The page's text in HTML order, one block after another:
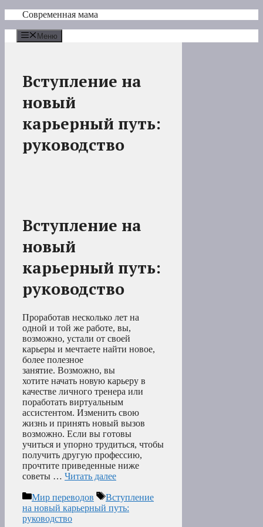
Перейти
содержимому
Современная мама
Меню
Вступление на
новый
карьерный путь:
руководство
Вступление на
новый
карьерный путь:
руководство
Проработав несколько лет на
одной и той же работе, вы,
возможно, устали от своей
карьеры и мечтаете найти новое,
более полезное
занятие. Возможно, вы
хотите начать новую карьеру в
качестве личного тренера или
поработать виртуальным
ассистентом. Изменить свою
жизнь и принять новый вызов
возможно. Если вы готовы
учиться и упорно трудиться, чтобы
получить другую профессию,
прочтите приведенные ниже
советы … Читать далее
Рубрики
Мир переводов Метки
Вступление
на новый карьерный путь:
руководство